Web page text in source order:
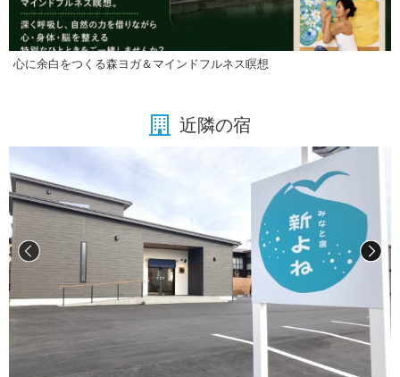
心に余白をつくる森ヨガ＆マインドフルネス瞑想
近隣の宿